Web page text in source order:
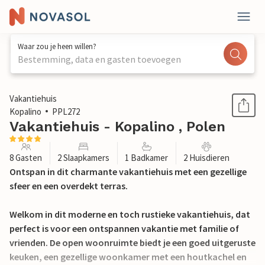
Waar zou je heen willen?
Bestemming, data en gasten toevoegen
1 / 11
Vakantiehuis
Kopalino
PPL272
Vakantiehuis - Kopalino , Polen
8 Gasten 2 Slaapkamers 1 Badkamer 2 Huisdieren
Ontspan in dit charmante vakantiehuis met een gezellige
sfeer en een overdekt terras.
Welkom in dit moderne en toch rustieke vakantiehuis, dat
perfect is voor een ontspannen vakantie met familie of
vrienden. De open woonruimte biedt je een goed uitgeruste
keuken, een gezellige woonkamer met een houtkachel en